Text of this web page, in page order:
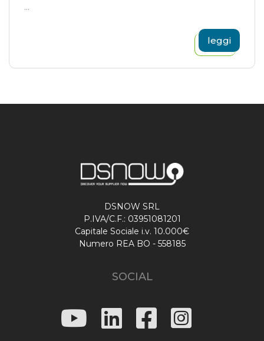
...
leggi
DSNOW SRL
P.IVA/C.F.: 03951081201
Capitale Sociale i.v. 10.000€
Numero REA BO - 558185
SOCIAL